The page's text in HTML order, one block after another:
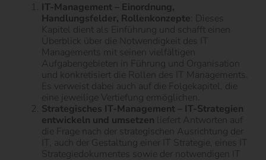
IT-Management – Einordnung,
Handlungsfelder, Rollenkonzepte: Dieses
Kapitel dient als Einführung und schafft einen
Überblick über die Notwendigkeit des IT
Managements mit seinen vielfältigen
Aufgabengebieten in Führung und Organisation
und konkretisiert die Rollen des IT Managements.
Es verweist dabei auch auf die Folgekapitel, die
eine jeweilige Vertiefung ermöglichen.
Strategisches IT-Management – IT-Strategien
entwickeln und umsetzen liefert Antworten auf
die Frage nach der strategischen Ausrichtung der
IT, auch der Gestaltung einer IT Strategie, eines IT
Strategiedokumentes sowie der notwendigen IT